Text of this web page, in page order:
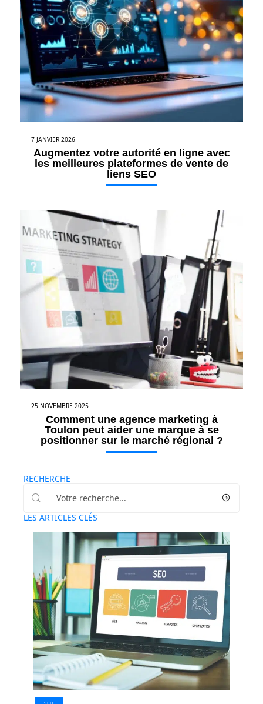
7 JANVIER 2026
Augmentez votre autorité en ligne avec
les meilleures plateformes de vente de
liens SEO
25 NOVEMBRE 2025
Comment une agence marketing à
Toulon peut aider une marque à se
positionner sur le marché régional ?
RECHERCHE
LES ARTICLES CLÉS
SEO